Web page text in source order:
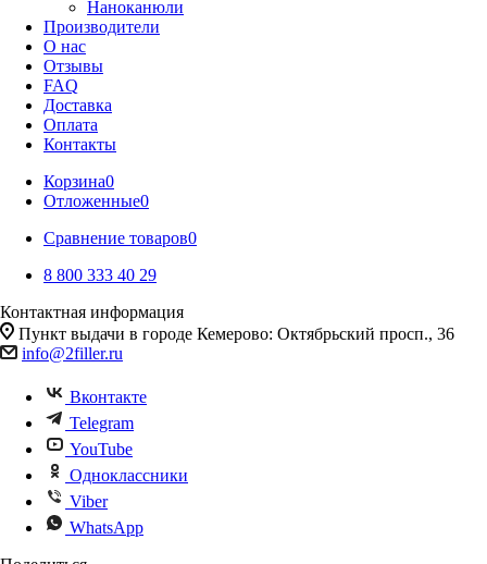
Наноканюли
Производители
О нас
Отзывы
FAQ
Доставка
Оплата
Контакты
Корзина0
Отложенные0
Сравнение товаров0
8 800 333 40 29
Контактная информация
Пункт выдачи в городе Кемерово: Октябрьский просп., 36
info@2filler.ru
Вконтакте
Telegram
YouTube
Одноклассники
Viber
WhatsApp